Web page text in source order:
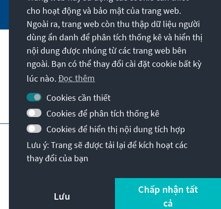
Sứ mệnh của chúng tôi
Liên hệ
Các chương trình khác của Quỹ
Vết Bảo mật
Điều khoản sử dụng
Erklärung zur Barrierefreiheit
Barriere melden
© Konrad-Adenauer-Stiftung e.V. 2026
cho hoạt động và bảo mật của trang web.
Ngoài ra, trang web còn thu thập dữ liệu người
dùng ẩn danh để phân tích thống kê và hiển thị
nội dung được nhúng từ các trang web bên
ngoài. Bạn có thể thay đổi cài đặt cookie bất kỳ
lúc nào.Đọc thêm
Cookies cần thiết
Cookies để phân tích thống kê
Cookies để hiển thị nội dung tích hợp
Lưu ý: Trang sẽ được tải lại để kích hoạt các
thay đổi của bạn
Lưu
Chấp nhận tất
cả